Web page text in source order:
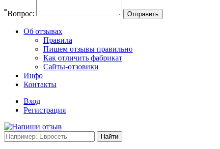
*Вопрос: Отправить
Об отзывах
Правила
Пишем отзывы правильно
Как отличить фабрикат
Сайты-отзовики
Инфо
Контакты
Вход
Регистрация